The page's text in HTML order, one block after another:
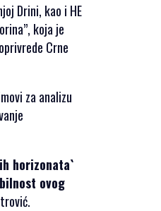
Drini, kao i HE
koja je
Crne
za analizu
horizonata`
ovog